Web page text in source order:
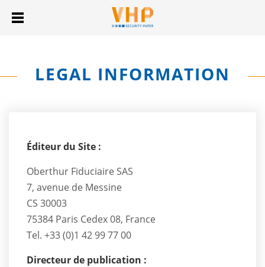
LEGAL INFORMATION
Éditeur du Site :
Oberthur Fiduciaire SAS
7, avenue de Messine
CS 30003
75384 Paris Cedex 08, France
Tel. +33 (0)1 42 99 77 00
Directeur de publication :